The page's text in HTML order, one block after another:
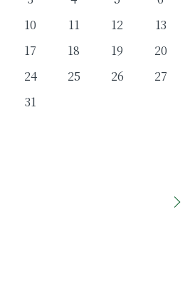
10 11 12
13
17 18 19
20
24 25 26
27
31